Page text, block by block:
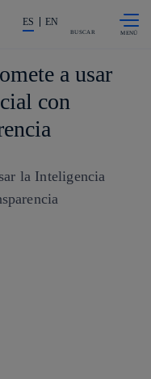
en accionistas e
ES EN
BUSCAR
a usar
con
la Inteligencia